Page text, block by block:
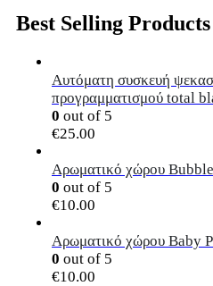
Best Selling Products
Αυτόματη συσκευή
προγραμματισμού total
0 out of 5
€25.00
Αρωματικό χώρου
0 out of 5
€10.00
Αρωματικό χώρου Baby
0 out of 5
€10.00